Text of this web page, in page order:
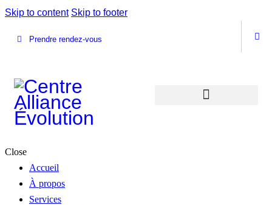
Skip to content Skip to footer
Prendre rendez-vous
Close
Accueil
À propos
Services